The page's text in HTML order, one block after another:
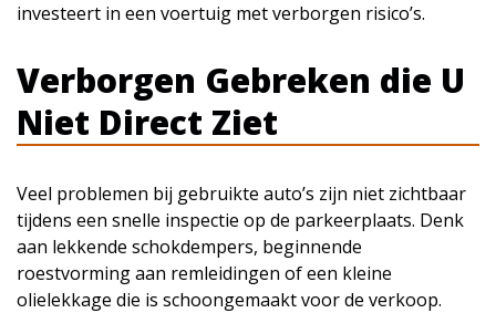
investeert in een voertuig met verborgen risico’s.
Verborgen Gebreken die U
Niet Direct Ziet
Veel problemen bij gebruikte auto’s zijn niet zichtbaar
tijdens een snelle inspectie op de parkeerplaats. Denk
aan lekkende schokdempers, beginnende
roestvorming aan remleidingen of een kleine
olielekkage die is schoongemaakt voor de verkoop.